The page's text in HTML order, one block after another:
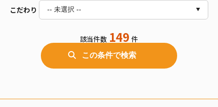
3R～3LDK
4R～4LDK
こだわり -- 未選択 --
バス/トイレ別
室内洗濯機置場
独立洗面台
オートロック
該当件数 149 件
この条件で検索